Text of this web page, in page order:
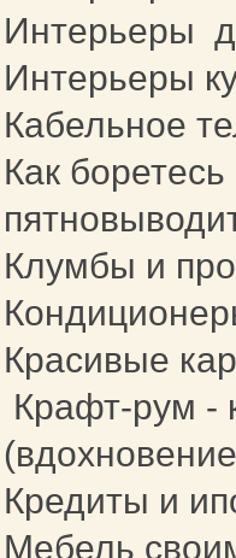
Интерьеры
Интерьеры
Кабельное
Как
Клумбы и
Красивые
Крафт-рум -
Кредиты и
Мебель